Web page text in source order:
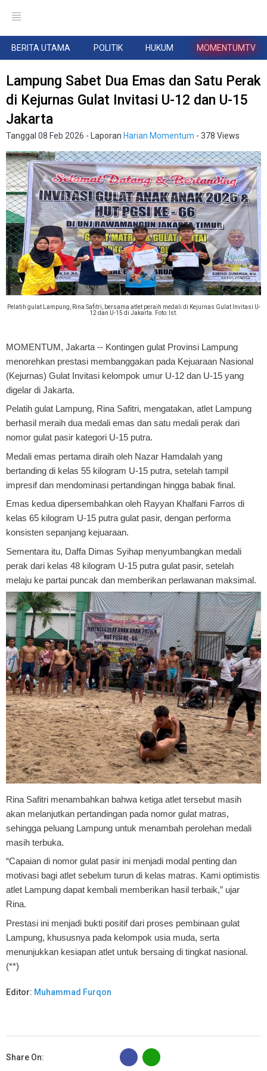
BERITA UTAMA POLITIK HUKUM MOMENTUMTV
Lampung Sabet Dua Emas dan Satu Perak
di Kejurnas Gulat Invitasi U-12 dan U-15
Jakarta
Tanggal 08 Feb 2026 - Laporan Harian Momentum - 378 Views
Pelatih gulat Lampung, Rina Safitri, bersama atlet peraih medali di Kejurnas Gulat Invitasi U-
12 dan U-15 di Jakarta. Foto: Ist.
MOMENTUM, Jakarta -- Kontingen gulat Provinsi Lampung
menorehkan prestasi membanggakan pada Kejuaraan Nasional
(Kejurnas) Gulat Invitasi kelompok umur U-12 dan U-15 yang
digelar di Jakarta.
Pelatih gulat Lampung, Rina Safitri, mengatakan, atlet Lampung
berhasil meraih dua medali emas dan satu medali perak dari
nomor gulat pasir kategori U-15 putra.
Medali emas pertama diraih oleh Nazar Hamdalah yang
bertanding di kelas 55 kilogram U-15 putra, setelah tampil
impresif dan mendominasi pertandingan hingga babak final.
Emas kedua dipersembahkan oleh Rayyan Khalfani Farros di
kelas 65 kilogram U-15 putra gulat pasir, dengan performa
konsisten sepanjang kejuaraan.
Sementara itu, Daffa Dimas Syihap menyumbangkan medali
perak dari kelas 48 kilogram U-15 putra gulat pasir, setelah
melaju ke partai puncak dan memberikan perlawanan maksimal.
Rina Safitri menambahkan bahwa ketiga atlet tersebut masih
akan melanjutkan pertandingan pada nomor gulat matras,
sehingga peluang Lampung untuk menambah perolehan medali
masih terbuka.
“Capaian di nomor gulat pasir ini menjadi modal penting dan
motivasi bagi atlet sebelum turun di kelas matras. Kami optimistis
atlet Lampung dapat kembali memberikan hasil terbaik,” ujar
Rina.
Prestasi ini menjadi bukti positif dari proses pembinaan gulat
Lampung, khususnya pada kelompok usia muda, serta
menunjukkan kesiapan atlet untuk bersaing di tingkat nasional.
(**)
Editor: Muhammad Furqon
Share On:
B